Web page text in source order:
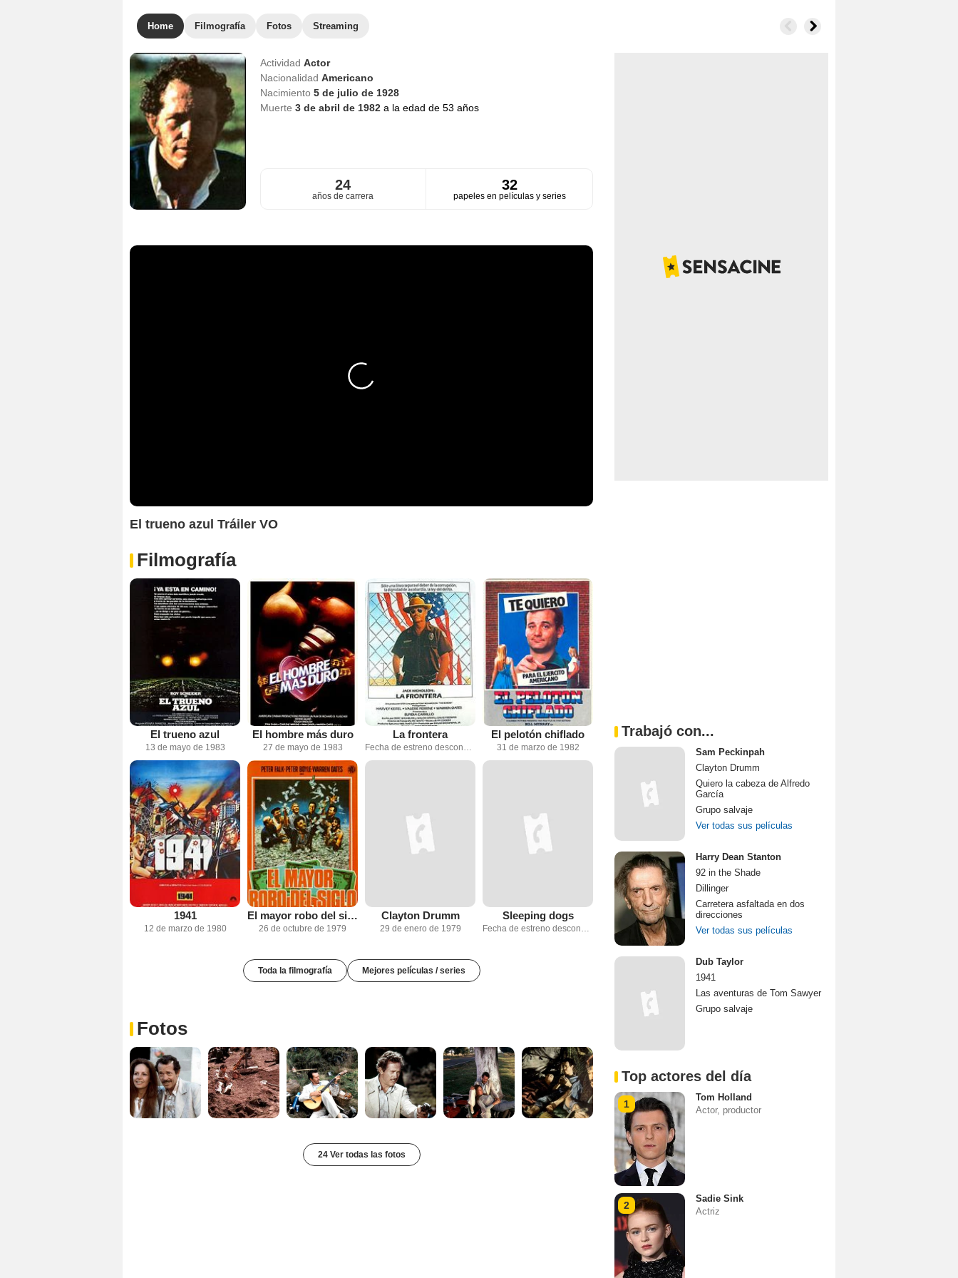
Home Filmografía Fotos Streaming
Actividad Actor
Nacionalidad Americano
Nacimiento 5 de julio de 1928
Muerte 3 de abril de 1982 a la edad de 53 años
24
años de carrera
32
papeles en películas y series
El trueno azul Tráiler VO
Filmografía
El trueno azul
13 de mayo de 1983
El hombre más duro
27 de mayo de 1983
La frontera El pelotón chiflado
31 de marzo de 1982
1941
12 de marzo de 1980
El mayor robo del siglo
26 de octubre de 1979
Clayton Drumm
29 de enero de 1979
Sleeping dogs
Fecha de estreno desconocida
Toda la filmografía Mejores películas / series
Fotos
24 Ver todas las fotos
Trabajó con...
Sam Peckinpah
Clayton Drumm
Quiero la cabeza de Alfredo
García
Grupo salvaje
Ver todas sus películas
Harry Dean Stanton
92 in the Shade
Dillinger
Carretera asfaltada en dos
direcciones
Ver todas sus películas
Dub Taylor
1941
Las aventuras de Tom Sawyer
Grupo salvaje
Top actores del día
1
Tom Holland
Actor, productor
2
Sadie Sink
Actriz